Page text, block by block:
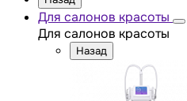
Для салонов красоты
Для салонов красоты
Назад